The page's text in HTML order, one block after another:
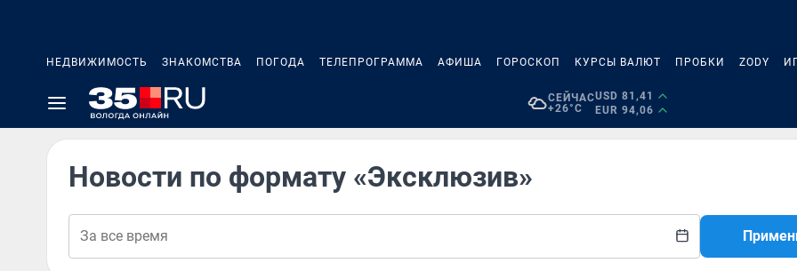
НЕДВИЖИМОСТЬ ЗНАКОМСТВА ПОГОДА ТЕЛЕПРОГРАММА АФИША ГОРОСКОП КУРСЫ ВАЛЮТ ПРОБКИ ZODY
СЕЙЧАС
+26°C
USD 81,41
EUR 94,06
Новости по формату «Эксклюзив»